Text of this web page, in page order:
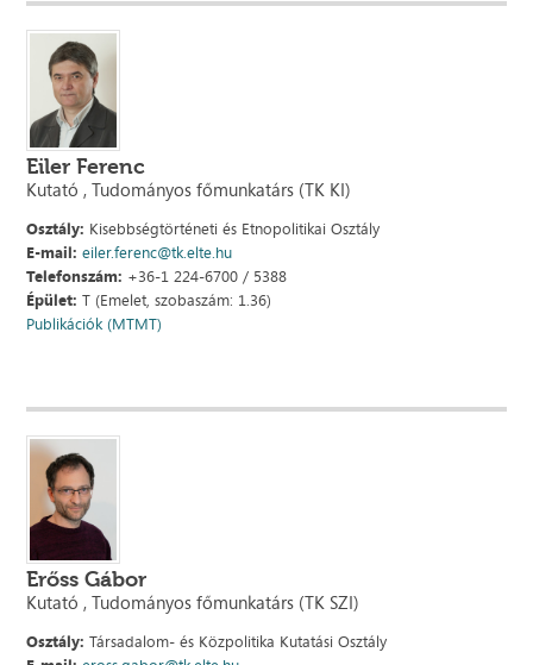
Eiler Ferenc
Kutató , Tudományos főmunkatárs (TK KI)
Osztály: Kisebbségtörténeti és Etnopolitikai Osztály
E-mail: eiler.ferenc@tk.elte.hu
Telefonszám: +36-1 224-6700 / 5388
Épület: T (Emelet, szobaszám: 1.36)
Publikációk (MTMT)
Erőss Gábor
Kutató , Tudományos főmunkatárs (TK SZI)
Osztály: Társadalom- és Közpolitika Kutatási Osztály